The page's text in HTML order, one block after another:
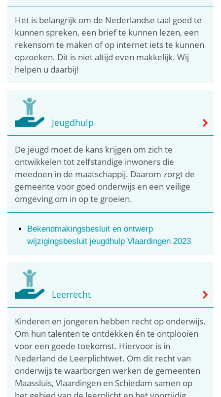
Het is belangrijk om de Nederlandse taal goed te
kunnen spreken, een brief te kunnen lezen, een
rekensom te maken of op internet iets te kunnen
opzoeken. Dit is niet altijd even makkelijk. Wij
helpen u daarbij!
Jeugdhulp
De jeugd moet de kans krijgen om zich te
ontwikkelen tot zelfstandige inwoners die
meedoen in de maatschappij. Daarom zorgt de
gemeente voor goed onderwijs en een veilige
omgeving om in op te groeien.
Bekendmakingsbesluit en ontwerp
wijzigingsbesluit jeugdhulp Vlaardingen 2023
Leerrecht
Kinderen en jongeren hebben recht op onderwijs.
Om hun talenten te ontdekken én te ontplooien
voor een goede toekomst. Hiervoor is in
Nederland de Leerplichtwet. Om dit recht van
onderwijs te waarborgen werken de gemeenten
Maassluis, Vlaardingen en Schiedam samen op